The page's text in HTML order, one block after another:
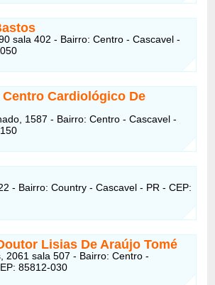
sala 402 - Bairro: Centro - Cascavel -
Cardiológico De
1587 - Bairro: Centro - Cascavel -
- Bairro: Country - Cascavel - PR - CEP:
Lisias De Araújo Tomé
2061 sala 507 - Bairro: Centro -
85812-030